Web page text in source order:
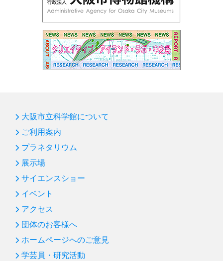
大阪市立科学館について
ご利用案内
プラネタリウム
展示場
サイエンスショー
イベント
アクセス
団体のお客様へ
ホームページへのご意見
学芸員・研究活動